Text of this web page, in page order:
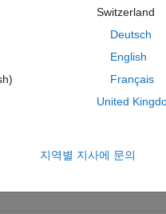
Menu, and choose Test
it is saved externally. As
Test Harnesses menu are
Switzerland
Deutsch
English
Français
United
지역별 지사에 문의